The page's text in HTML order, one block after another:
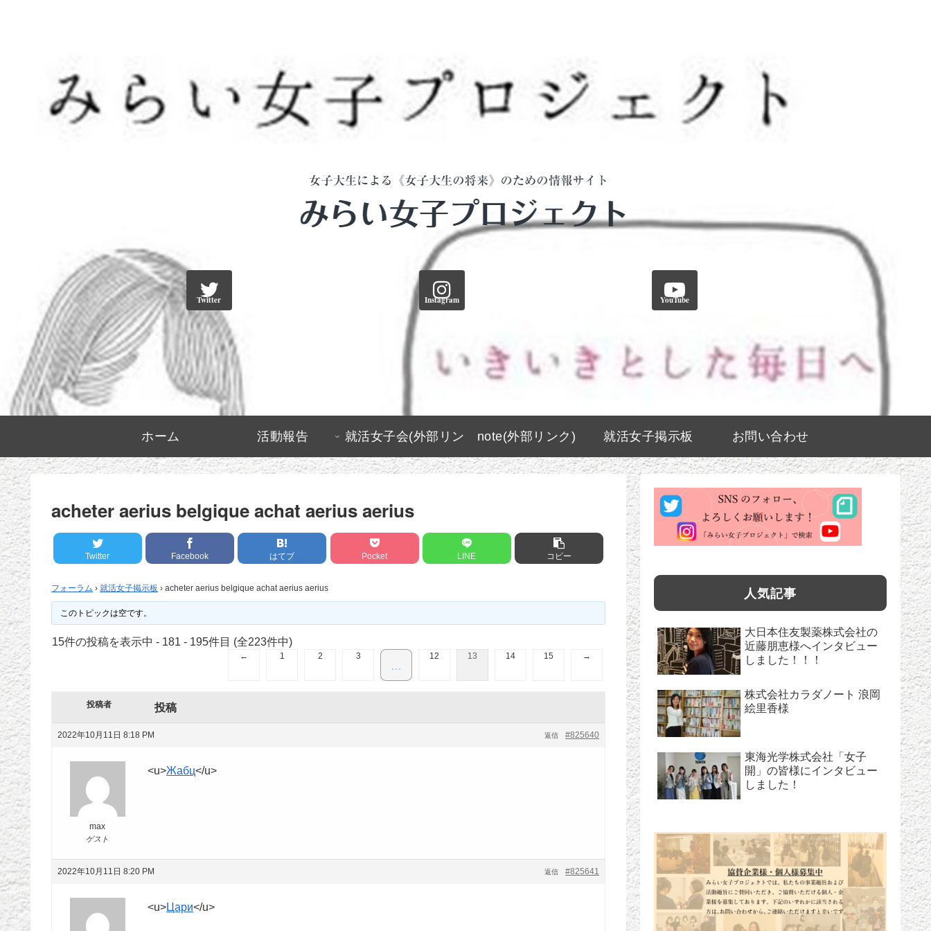
Twitter Instagram YouTube
ホーム 活動報告 就活女子会(外部リン
ク)
note(外部リンク) 就活女子掲示板 お問い合わせ
acheter aerius belgique achat aerius aerius
Twitter Facebook はてブ Pocket LINE コピー
フォーラム › 就活女子掲示板 › acheter aerius belgique achat aerius aerius
このトピックは空です。
15件の投稿を表示中 - 181 - 195件目 (全223件中)
← 1 2 3
…
12 13 14 15 →
投稿者 投稿
2022年10月11日 8:18 PM #825640
返信
max
ゲスト
<u>Жабц</u>
2022年10月11日 8:20 PM #825641
返信
<u>Цари</u>
人気記事
大日本住友製薬株式会社の
近藤朋恵様へインタビュー
しました！！！
株式会社カラダノート 浪岡
絵里香様
東海光学株式会社「女子
開」の皆様にインタビュー
しました！